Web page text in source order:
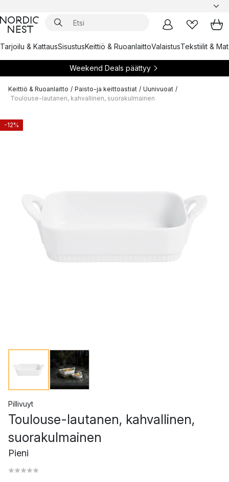
Tarjoilu & KattausSisustusKeittiö & RuoanlaittoValaistusTekstiilit &
Weekend Deals päättyy
Keittiö & Ruoanlaitto / Paisto-ja keittoastiat / Uunivuoat /
Toulouse-lautanen, kahvallinen, suorakulmainen
-12%
Pillivuyt
Toulouse-lautanen, kahvallinen,
suorakulmainen
Pieni